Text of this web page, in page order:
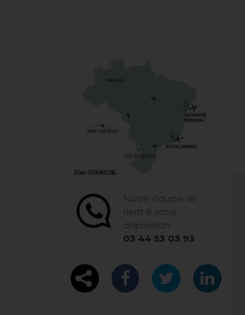
Notre équipe se
tient à votre
disposition
03 44 53 03 93